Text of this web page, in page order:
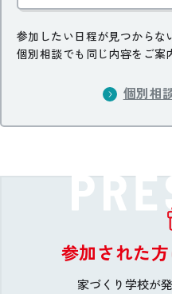
参加したい日程が見つからな
個別相談でも同じ内容をご案
個別相
参加された
家づくり学校が